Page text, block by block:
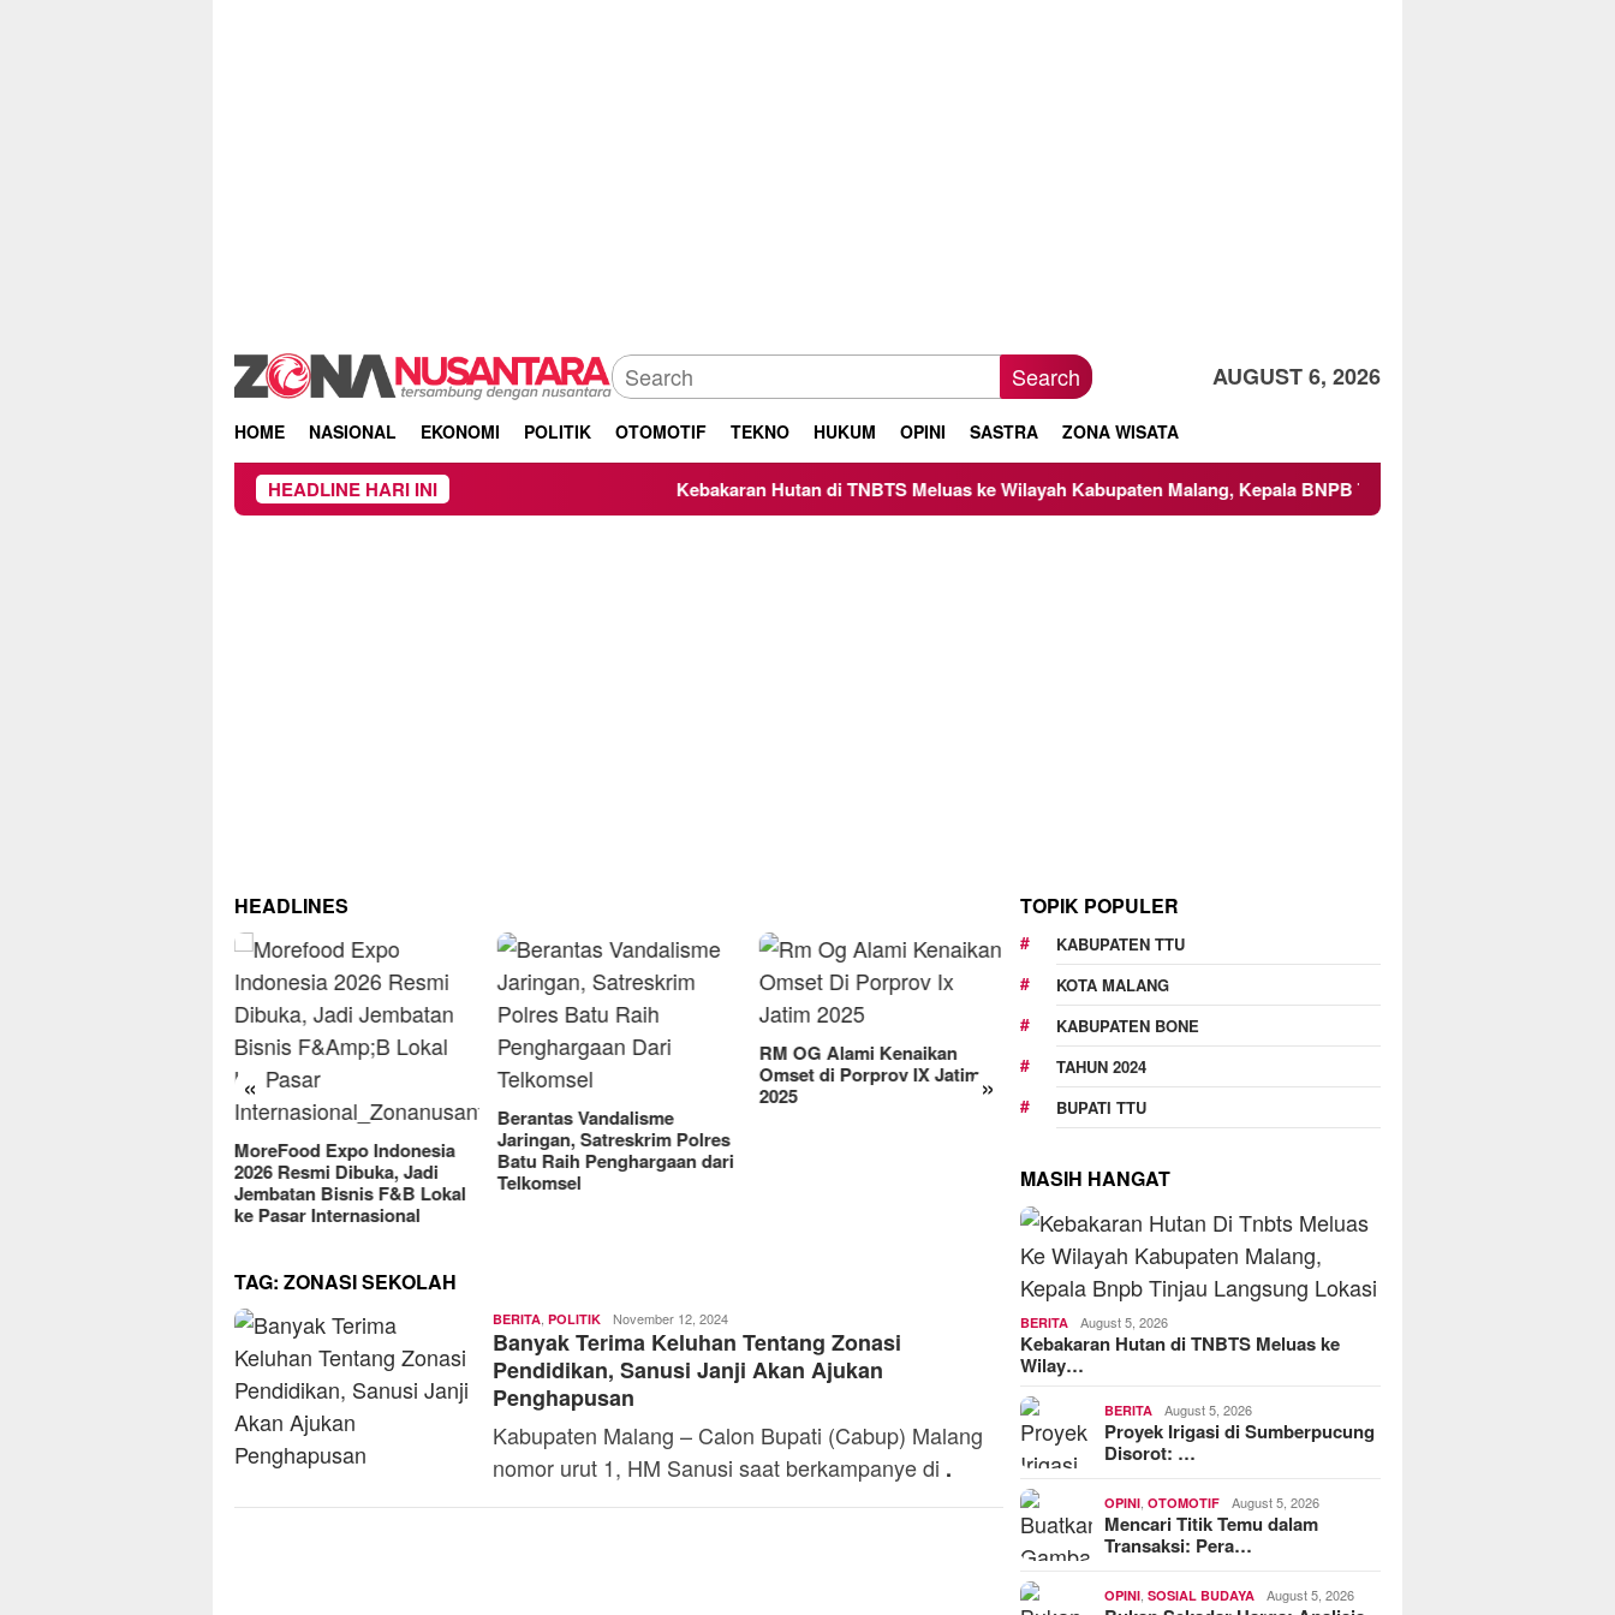
Search AUGUST 6, 2026
HOME NASIONAL EKONOMI POLITIK OTOMOTIF TEKNO HUKUM OPINI SASTRA ZONA WISATA
HEADLINE HARI INI Kebakaran Hutan di TNBTS Meluas ke Wilayah Kabupaten Malang, Kepala BNPB Tinjau Langsung Lokasi
HEADLINES
« »
Berantas Vandalisme
Jaringan, Satreskrim Polres
Batu Raih Penghargaan dari
Telkomsel
RM OG Alami Kenaikan
Omset di Porprov IX Jatim
2025
Manjakan Pelanggan,
RAT Koperasi Jasa Widyani
Sejahtera Institut Perbanas,
ke Pasar Internasional
TAG: ZONASI SEKOLAH
BERITA POLITIK Toski
Dermaleksana
November 12, 2024
Banyak Terima Keluhan Tentang Zonasi
Pendidikan, Sanusi Janji Akan Ajukan
Penghapusan
Kabupaten Malang – Calon Bupati (Cabup) Malang
nomor urut 1, HM Sanusi saat berkampanye di .
TOPIK POPULER
KABUPATEN TTU
KOTA MALANG
KABUPATEN BONE
TAHUN 2024
BUPATI TTU
MASIH HANGAT
BERITA August 5, 2026
Kebakaran Hutan di TNBTS Meluas ke
Wilay…
BERITA August 5, 2026
Proyek Irigasi di Sumberpucung
Disorot: …
OPINI ,OTOMOTIF August 5, 2026
Mencari Titik Temu dalam
Transaksi: Pera…
OPINI ,SOSIAL BUDAYA August 5, 2026